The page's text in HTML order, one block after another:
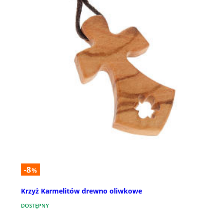
-8%
Krzyż Karmelitów drewno oliwkowe
DOSTĘPNY